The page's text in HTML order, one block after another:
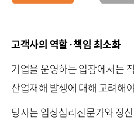
고객사의 역할·책임 최소화
기업을 운영하는 입장에서는
산업재해 발생에 대해 고려해
당사는 임상심리전문가와 정